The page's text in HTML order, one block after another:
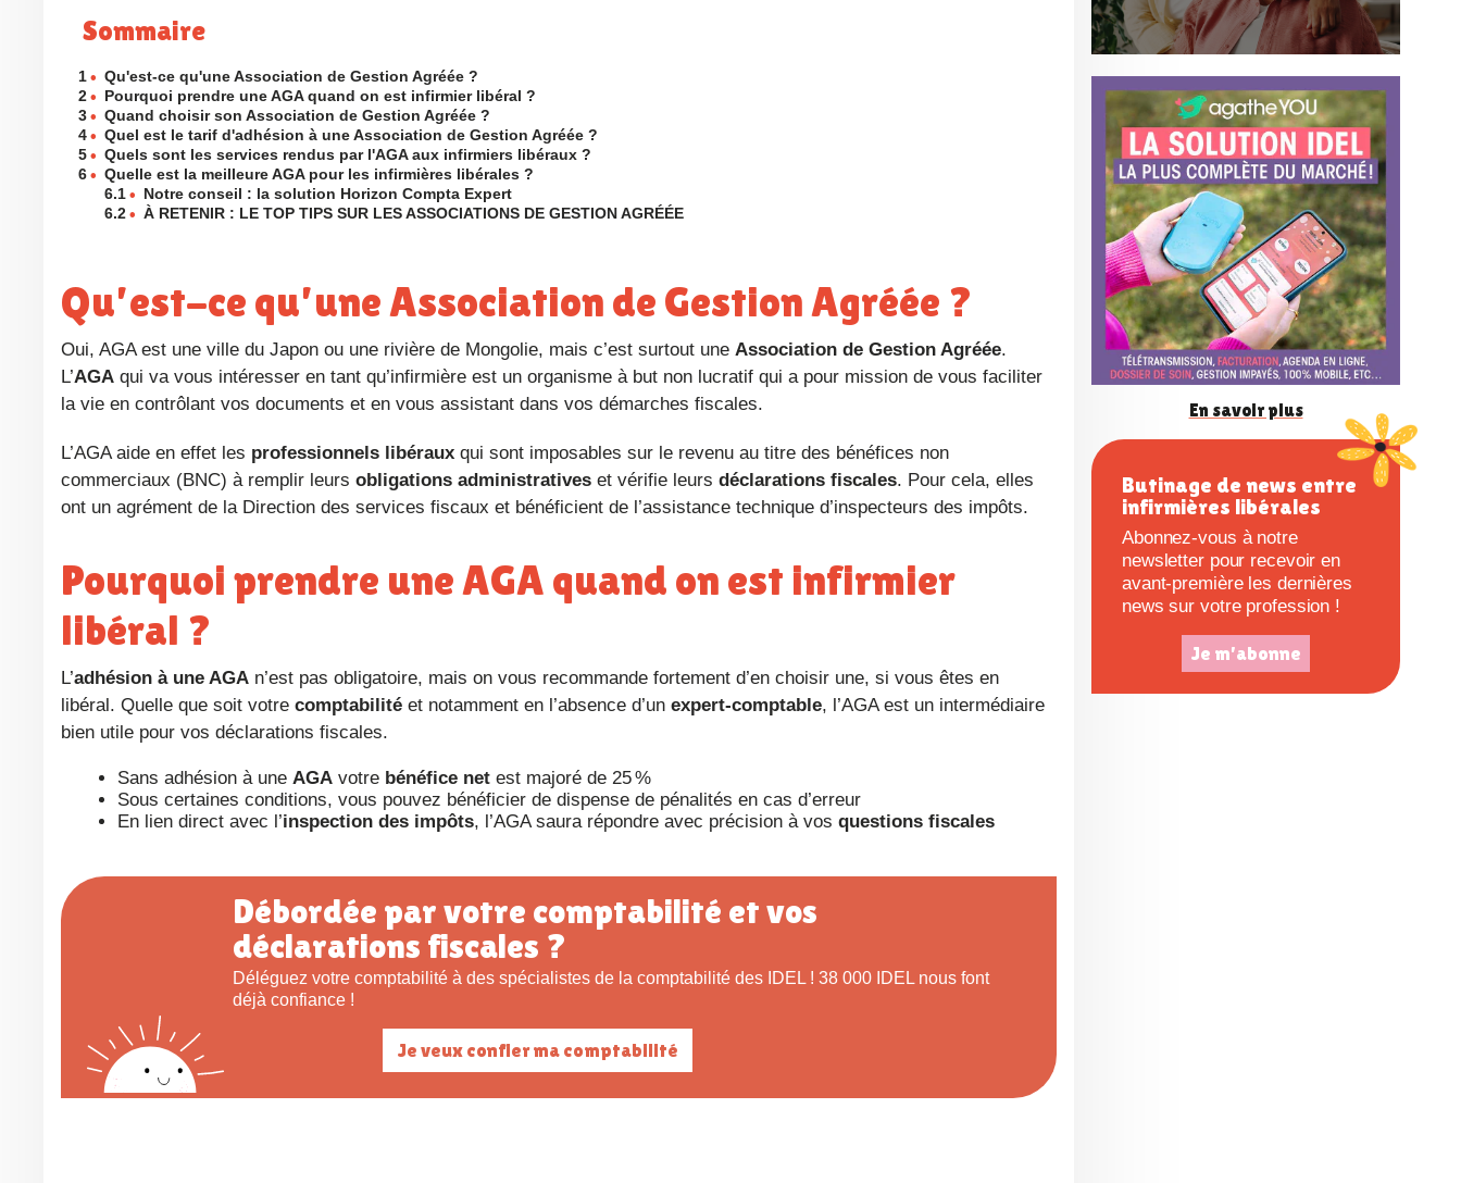
Sommaire
1 • Qu'est-ce qu'une Association de Gestion Agréée ?
2 • Pourquoi prendre une AGA quand on est infirmier libéral ?
3 • Quand choisir son Association de Gestion Agréée ?
4 • Quel est le tarif d'adhésion à une Association de Gestion Agréée ?
5 • Quels sont les services rendus par l'AGA aux infirmiers libéraux ?
6 • Quelle est la meilleure AGA pour les infirmières libérales ?
6.1 • Notre conseil : la solution Horizon Compta Expert
6.2 • À RETENIR : LE TOP TIPS SUR LES ASSOCIATIONS DE GESTION AGRÉÉE
Qu’est-ce qu’une Association de Gestion Agréée ?
Oui, AGA est une ville du Japon ou une rivière de Mongolie, mais c’est surtout une Association de Gestion Agréée.
L’AGA qui va vous intéresser en tant qu’infirmière est un organisme à but non lucratif qui a pour mission de vous faciliter
la vie en contrôlant vos documents et en vous assistant dans vos démarches fiscales.
L’AGA aide en effet les professionnels libéraux qui sont imposables sur le revenu au titre des bénéfices non
commerciaux (BNC) à remplir leurs obligations administratives et vérifie leurs déclarations fiscales. Pour cela, elles
ont un agrément de la Direction des services fiscaux et bénéficient de l’assistance technique d’inspecteurs des impôts.
Pourquoi prendre une AGA quand on est infirmier
libéral ?
L’adhésion à une AGA n’est pas obligatoire, mais on vous recommande fortement d’en choisir une, si vous êtes en
libéral. Quelle que soit votre comptabilité et notamment en l’absence d’un expert-comptable, l’AGA est un intermédiaire
bien utile pour vos déclarations fiscales.
Sans adhésion à une AGA votre bénéfice net est majoré de 25 %
Sous certaines conditions, vous pouvez bénéficier de dispense de pénalités en cas d’erreur
En lien direct avec l’inspection des impôts, l’AGA saura répondre avec précision à vos questions fiscales
Débordée par votre comptabilité et vos
déclarations fiscales ?
Déléguez votre comptabilité à des spécialistes de la comptabilité des IDEL ! 38 000 IDEL nous font
déjà confiance !
Je veux confier ma comptabilité
n
f
é
r
e
n
e
En savoir plus
Butinage de news entre
infirmières libérales
Abonnez-vous à notre
newsletter pour recevoir en
avant-première les dernières
news sur votre profession !
Je m'abonne